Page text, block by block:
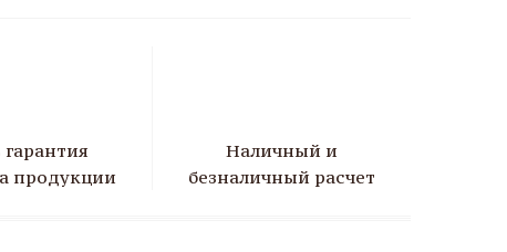
гарантия
продукции
Наличный и
безналичный расчет